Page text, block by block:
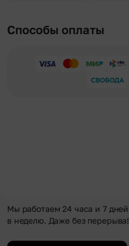
Способы оплаты
Мы работаем 24 часа и 7 дней
в неделю. Даже без перерыва!